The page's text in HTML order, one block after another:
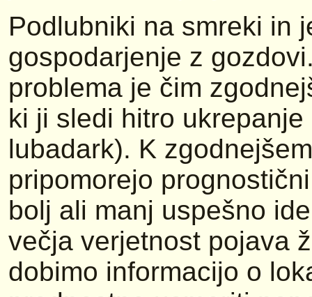
Podlubniki na smreki in
gospodarjenje z
problema je čim
ki ji sledi hitro
lubadark). K
pripomorejo
bolj ali manj uspešno
večja verjetnost pojava
dobimo informacijo o